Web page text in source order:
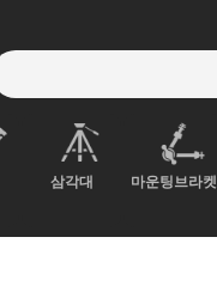
삼각대 마운팅브라켓